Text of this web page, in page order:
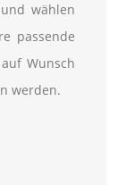
wählen
passende
Wunsch
werden.